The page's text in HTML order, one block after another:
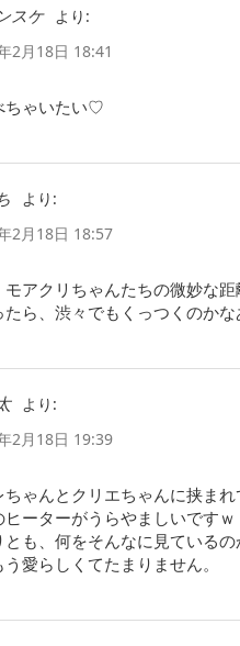
スケ
より:
2月18日 18:41
ちゃいたい♡
より:
2月18日 18:57
モアクリちゃんたちの微妙な
たら、渋々でもくっつくのか
より:
2月18日 19:39
ゃんとクリエちゃんに挟まれ
ーターがうらやましいですｗ
とも、何をそんなに見ている
愛らしくてたまりません。